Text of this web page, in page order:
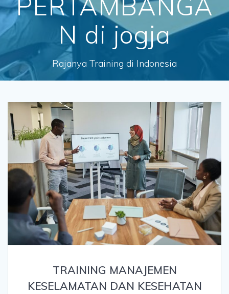
N di jogja
Rajanya Training di Indonesia
TRAINING MANAJEMEN
KESELAMATAN DAN KESEHATAN